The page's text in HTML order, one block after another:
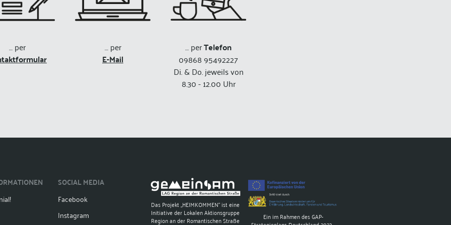
… per … per
E-Mail
… perTelefon
09868 95492227
Di. & Do. jeweils von
8.30 - 12.00 Uhr
SOCIAL MEDIA
Facebook
Instagram
Das Projekt „HEIMKOMMEN“ ist eine
Initiative der Lokalen Aktionsgruppe
Region an der Romantischen Straße Ein im Rahmen des GAP-